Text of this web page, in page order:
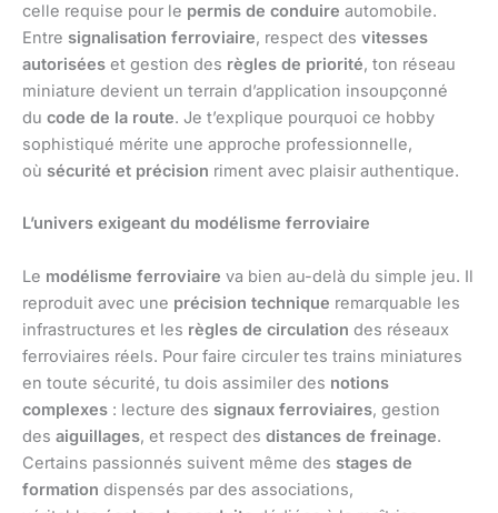
celle requise pour le permis de conduire automobile.
Entre signalisation ferroviaire, respect des vitesses
autorisées et gestion des règles de priorité, ton réseau
miniature devient un terrain d’application insoupçonné
du code de la route. Je t’explique pourquoi ce hobby
sophistiqué mérite une approche professionnelle,
où sécurité et précision riment avec plaisir authentique.
L’univers exigeant du modélisme ferroviaire
Le modélisme ferroviaire va bien au-delà du simple jeu. Il
reproduit avec une précision technique remarquable les
infrastructures et les règles de circulation des réseaux
ferroviaires réels. Pour faire circuler tes trains miniatures
en toute sécurité, tu dois assimiler des notions
complexes : lecture des signaux ferroviaires, gestion
des aiguillages, et respect des distances de freinage.
Certains passionnés suivent même des stages de
formation dispensés par des associations,